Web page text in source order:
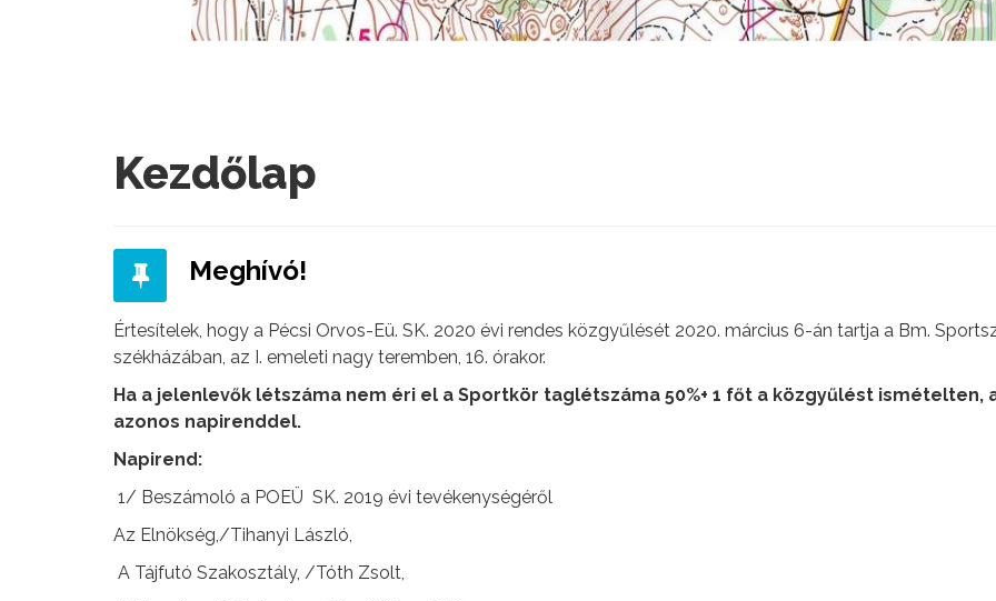
Kezdőlap
Meghívó!
Értesítelek, hogy a Pécsi Orvos-Eü. SK. 2020 évi rendes közgyűlését 2020. március 6-án tartja a Bm.
székházában, az I. emeleti nagy teremben, 16. órakor.
Ha a jelenlevők létszáma nem éri el a Sportkör taglétszáma 50%+ 1 főt a közgyűlést ismételten,
azonos napirenddel.
Napirend:
1/ Beszámoló a POEÜ SK. 2019 évi tevékenységéről
Az Elnökség,/Tihanyi László,
A Tájfutó Szakosztály, /Tóth Zsolt,